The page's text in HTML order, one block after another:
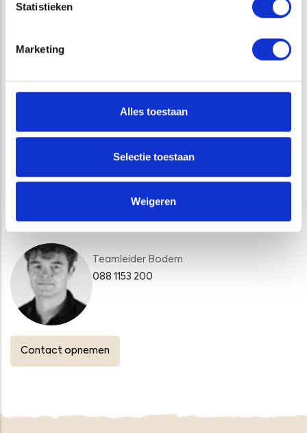
Statistieken
Marketing
Alles toestaan
Selectie toestaan
Weigeren
DIENSTEN
BODEMONDERZOEK
Teamleider Bodem
088 1153 200
Contact opnemen